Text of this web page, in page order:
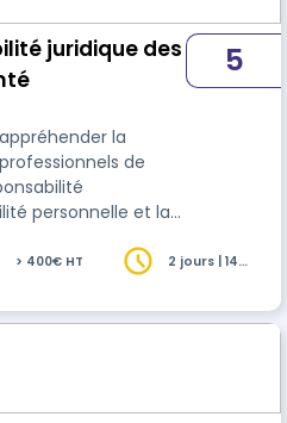
juridique des
la
de
de la santé et du
de tâche -
5
> 400€ HT
2 jours | 14